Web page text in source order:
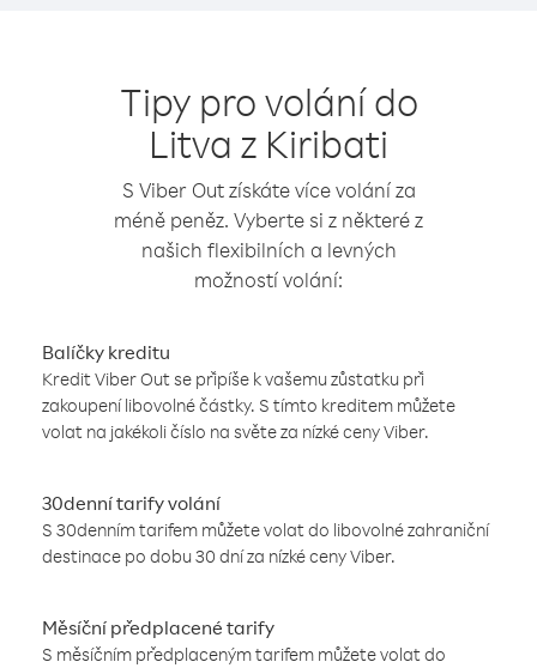
Tipy pro volání do
Litva z Kiribati
S Viber Out získáte více volání za
méně peněz. Vyberte si z některé z
našich flexibilních a levných
možností volání:
Balíčky kreditu
Kredit Viber Out se připíše k vašemu zůstatku při
zakoupení libovolné částky. S tímto kreditem můžete
volat na jakékoli číslo na světe za nízké ceny Viber.
30denní tarify volání
S 30denním tarifem můžete volat do libovolné zahraniční
destinace po dobu 30 dní za nízké ceny Viber.
Měsíční předplacené tarify
S měsíčním předplaceným tarifem můžete volat do